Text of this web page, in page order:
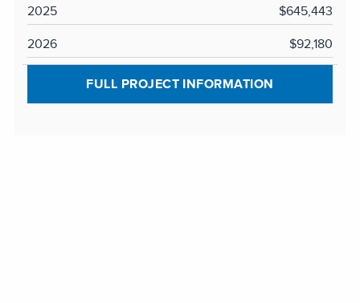
2025
$645,443
2026
$92,180
FULL PROJECT INFORMATION